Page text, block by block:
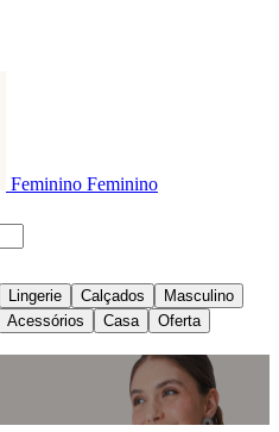
Feminino Feminino
Lingerie Calçados
Masculino
Acessórios Casa Oferta